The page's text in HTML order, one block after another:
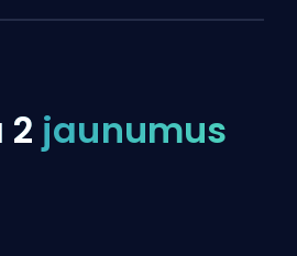
2 jaunumus